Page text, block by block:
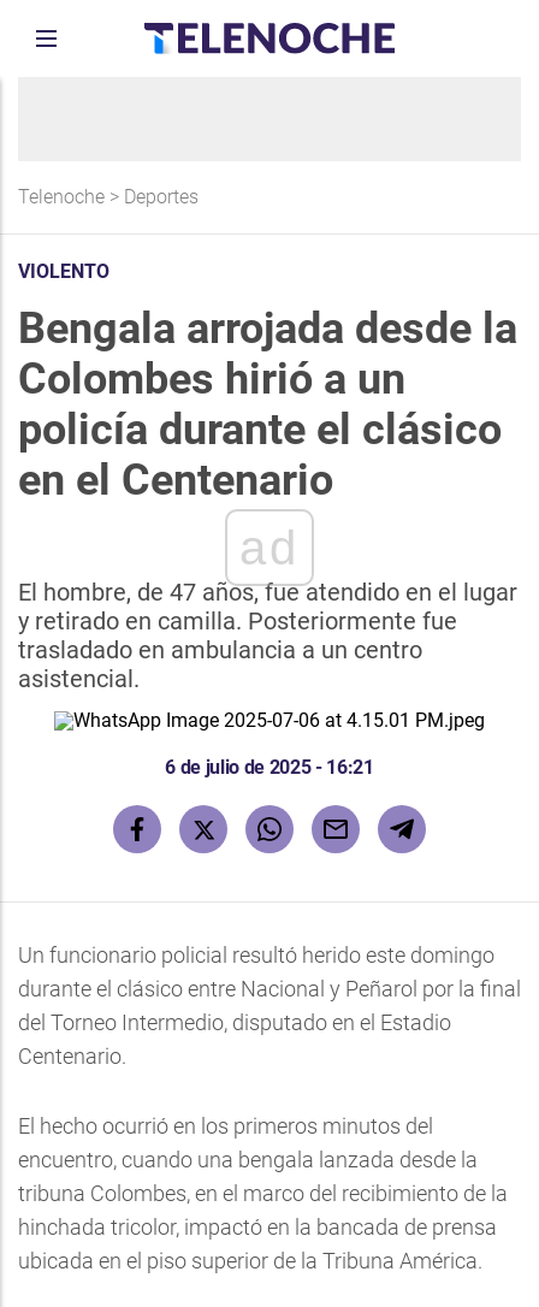
Telenoche > Deportes
VIOLENTO
Bengala arrojada desde la
Colombes hirió a un
policía durante el clásico
en el Centenario
ad
El hombre, de 47 años, fue atendido en el lugar
y retirado en camilla. Posteriormente fue
trasladado en ambulancia a un centro
asistencial.
6 de julio de 2025 - 16:21
Un funcionario policial resultó herido este domingo
durante el clásico entre Nacional y Peñarol por la final
del Torneo Intermedio, disputado en el Estadio
Centenario.
El hecho ocurrió en los primeros minutos del
encuentro, cuando una bengala lanzada desde la
tribuna Colombes, en el marco del recibimiento de la
hinchada tricolor, impactó en la bancada de prensa
ubicada en el piso superior de la Tribuna América.